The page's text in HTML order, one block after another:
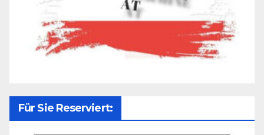
Für Sie Reserviert: